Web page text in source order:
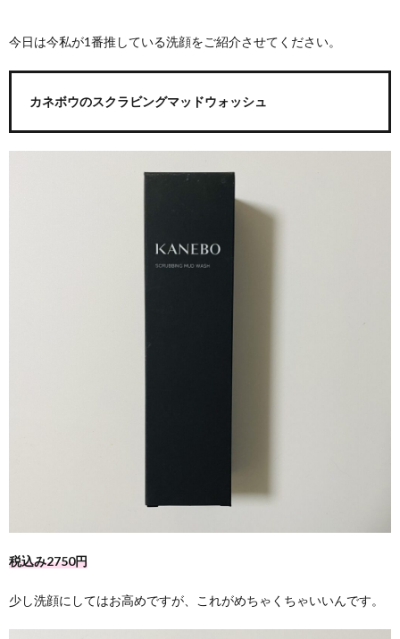
今日は今私が1番推している洗顔をご紹介させてください。
カネボウのスクラビングマッドウォッシュ
税込み2750円
少し洗顔にしてはお高めですが、これがめちゃくちゃいいんです。